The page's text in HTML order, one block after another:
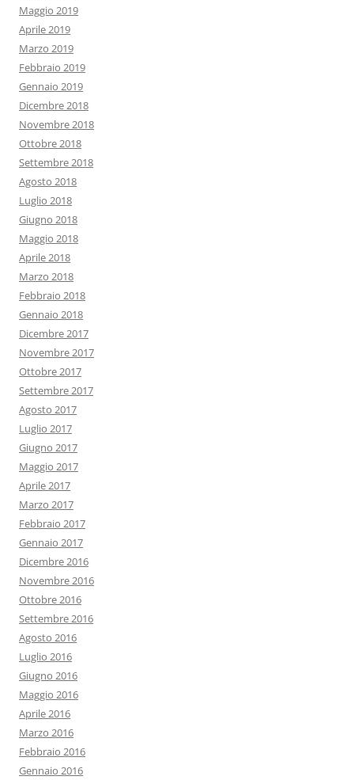
Maggio 2019
Aprile 2019
Marzo 2019
Febbraio 2019
Gennaio 2019
Dicembre 2018
Novembre 2018
Ottobre 2018
Settembre 2018
Agosto 2018
Luglio 2018
Giugno 2018
Maggio 2018
Aprile 2018
Marzo 2018
Febbraio 2018
Gennaio 2018
Dicembre 2017
Novembre 2017
Ottobre 2017
Settembre 2017
Agosto 2017
Luglio 2017
Giugno 2017
Maggio 2017
Aprile 2017
Marzo 2017
Febbraio 2017
Gennaio 2017
Dicembre 2016
Novembre 2016
Ottobre 2016
Settembre 2016
Agosto 2016
Luglio 2016
Giugno 2016
Maggio 2016
Aprile 2016
Marzo 2016
Febbraio 2016
Gennaio 2016